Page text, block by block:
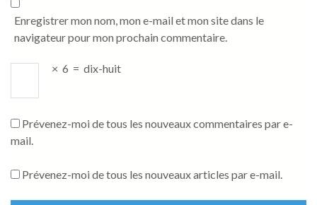
Enregistrer mon nom, mon e-mail et mon site dans le
navigateur pour mon prochain commentaire.
× 6 = dix-huit
Prévenez-moi de tous les nouveaux commentaires par e-
mail.
Prévenez-moi de tous les nouveaux articles par e-mail.